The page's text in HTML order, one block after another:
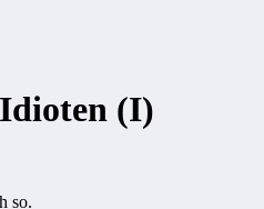
(I)
so.